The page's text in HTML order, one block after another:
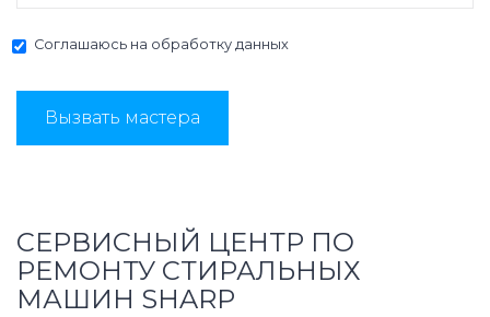
Соглашаюсь на обработку данных
Вызвать мастера
СЕРВИСНЫЙ ЦЕНТР ПО
РЕМОНТУ СТИРАЛЬНЫХ
МАШИН SHARP